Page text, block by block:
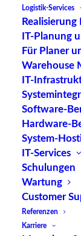
Logistik-Services
IT-Planung
Für Planer
Warehouse
IT-
Software-
Hardware-
System-
IT-Services
Schulungen
Wartung
Customer
Referenzen
Karriere
Die
TUP, liefert
effektivste
Kontakt
TUP GmbH
D 76297
what3words